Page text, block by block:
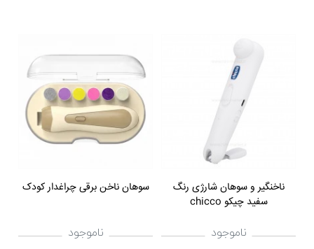
ناخنگیر و سوهان شارژی رنگ
سفید چیکو chicco
ناموجود
سوهان ناخن برقی چراغدار کودک
ناموجود